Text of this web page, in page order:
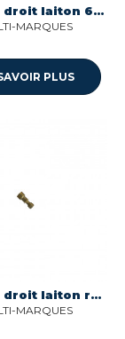
Raccord droit laiton 6 nk ms 00 Multi-marques
MARQUES
PLUS
Raccord droit laiton reduit 7/5 nr ms 00 Multi-marques
MARQUES